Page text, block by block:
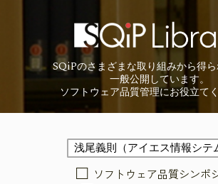
SQiPのさまざまな取り組みから得
一般公開しています。
ソフトウェア品質管理にお役立て
ソフトウェア品質シンポ